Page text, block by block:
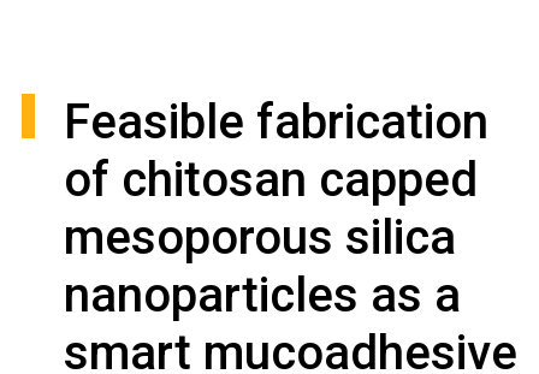
Feasible fabrication
of chitosan capped
mesoporous silica
nanoparticles as a
smart mucoadhesive